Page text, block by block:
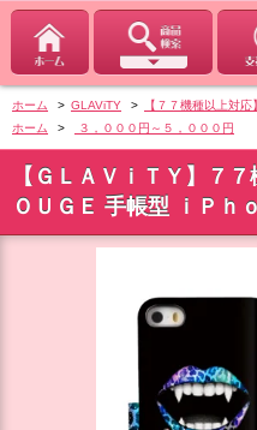
ホーム > GLAViTY >
【７７機種以上対
ホーム
> ３，０００円～５，０００円
【ＧＬＡＶｉＴＹ】７
ＯＵＧＥ 手帳型 ｉＰｈ